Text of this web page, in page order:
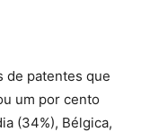
de patentes que
um por cento
(34%), Bélgica,